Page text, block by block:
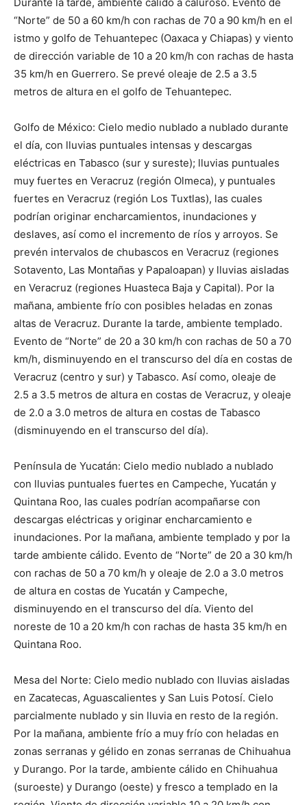
“Norte” de 50 a 60 km/h con rachas de 70 a 90 km/h en el
istmo y golfo de Tehuantepec (Oaxaca y Chiapas) y viento
de dirección variable de 10 a 20 km/h con rachas de hasta
35 km/h en Guerrero. Se prevé oleaje de 2.5 a 3.5
metros de altura en el golfo de Tehuantepec.
Golfo de México: Cielo medio nublado a nublado durante
el día, con lluvias puntuales intensas y descargas
eléctricas en Tabasco (sur y sureste); lluvias puntuales
muy fuertes en Veracruz (región Olmeca), y puntuales
fuertes en Veracruz (región Los Tuxtlas), las cuales
podrían originar encharcamientos, inundaciones y
deslaves, así como el incremento de ríos y arroyos. Se
prevén intervalos de chubascos en Veracruz (regiones
Sotavento, Las Montañas y Papaloapan) y lluvias aisladas
en Veracruz (regiones Huasteca Baja y Capital). Por la
mañana, ambiente frío con posibles heladas en zonas
altas de Veracruz. Durante la tarde, ambiente templado.
Evento de “Norte” de 20 a 30 km/h con rachas de 50 a 70
km/h, disminuyendo en el transcurso del día en costas de
Veracruz (centro y sur) y Tabasco. Así como, oleaje de
2.5 a 3.5 metros de altura en costas de Veracruz, y oleaje
de 2.0 a 3.0 metros de altura en costas de Tabasco
(disminuyendo en el transcurso del día).
Península de Yucatán: Cielo medio nublado a nublado
con lluvias puntuales fuertes en Campeche, Yucatán y
Quintana Roo, las cuales podrían acompañarse con
descargas eléctricas y originar encharcamiento e
inundaciones. Por la mañana, ambiente templado y por la
tarde ambiente cálido. Evento de “Norte” de 20 a 30 km/h
con rachas de 50 a 70 km/h y oleaje de 2.0 a 3.0 metros
de altura en costas de Yucatán y Campeche,
disminuyendo en el transcurso del día. Viento del
noreste de 10 a 20 km/h con rachas de hasta 35 km/h en
Quintana Roo.
Mesa del Norte: Cielo medio nublado con lluvias aisladas
en Zacatecas, Aguascalientes y San Luis Potosí. Cielo
parcialmente nublado y sin lluvia en resto de la región.
Por la mañana, ambiente frío a muy frío con heladas en
zonas serranas y gélido en zonas serranas de Chihuahua
y Durango. Por la tarde, ambiente cálido en Chihuahua
(suroeste) y Durango (oeste) y fresco a templado en la